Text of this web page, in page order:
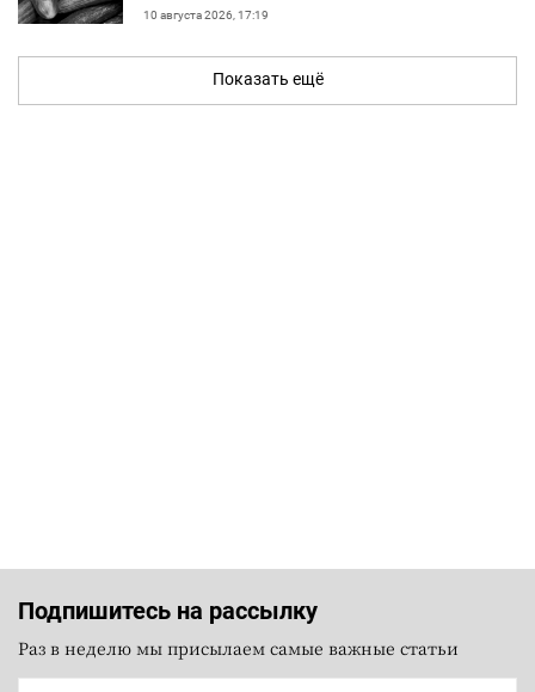
10 августа 2026, 17:19
Показать ещё
Подпишитесь на рассылку
Раз в неделю мы присылаем самые важные статьи